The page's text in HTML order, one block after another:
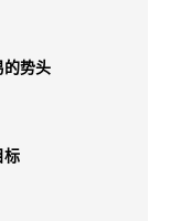
的势头
标